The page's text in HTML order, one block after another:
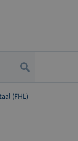
(FHL)